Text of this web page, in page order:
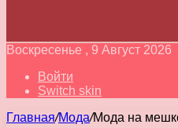
Воскресенье , 9 Август 2026
Войти
Switch skin
Главная/Мода/Мода на